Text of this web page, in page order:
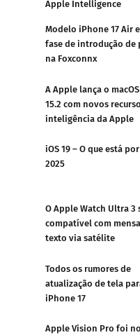
Apple Intelligence
Modelo iPhone 17 Air
fase de introdução de
na Foxconnx
A Apple lança o
15.2 com novos
inteligência da Apple
iOS 19 – O que está
2025
O Apple Watch Ultra 3
compatível com
texto via satélite
Todos os rumores de
atualização de tela
iPhone 17
Apple Vision Pro foi